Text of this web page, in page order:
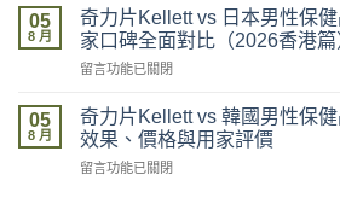
官
網
惠、
盒
裝
折
係
咪
可
信？
假
評
拆
力
片
Kellett
官
購
買
流
程
05
8 月
奇力片Kellett vs 日本男性保
家口碑全面對比（2026香港篇
在
力
片
Kellett
vs
留言功能已關閉
05
8 月
奇力片Kellett vs 韓國男性保
效果、價格與用家評價
在
留言功能已關閉